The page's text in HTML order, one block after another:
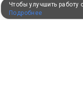
Чтобы улучшить
Подробнее